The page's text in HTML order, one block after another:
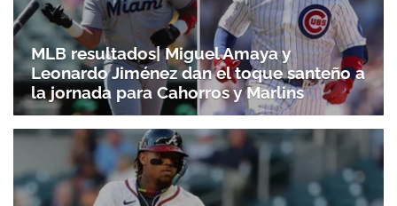
MLB resultados| Miguel Amaya y
Leonardo Jiménez dan el toque santeño a
la jornada para Cahorros y Marlins